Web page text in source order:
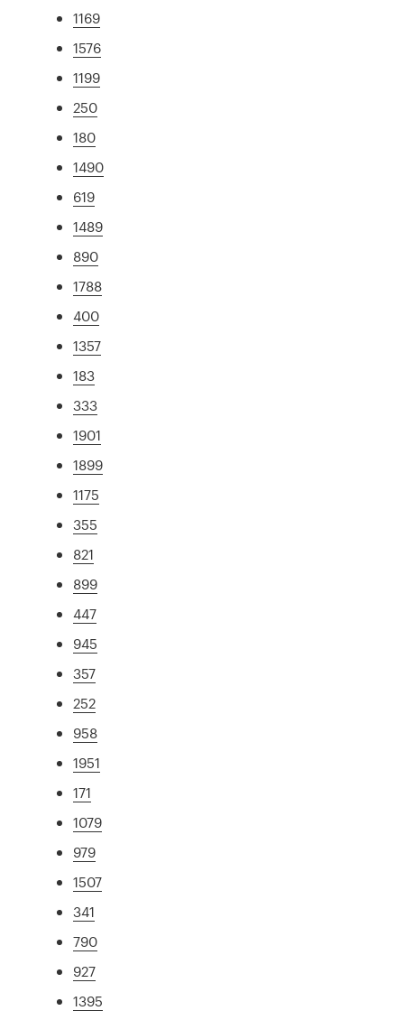
1169
1576
1199
250
180
1490
619
1489
890
1788
400
1357
183
333
1901
1899
1175
355
821
899
447
945
357
252
958
1951
171
1079
979
1507
341
790
927
1395